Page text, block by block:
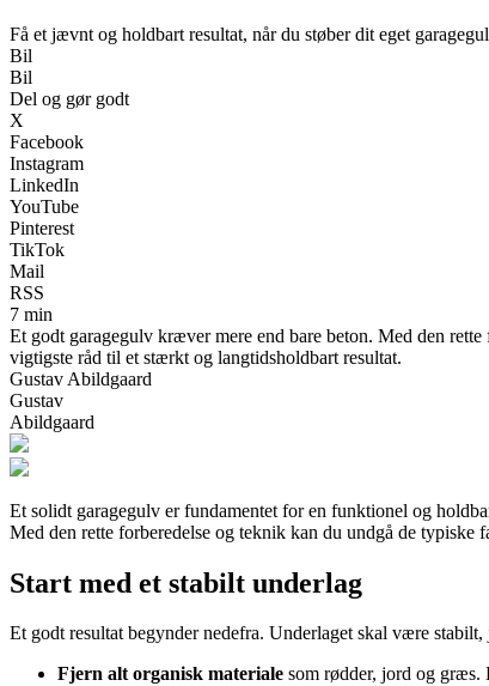
Få et jævnt og holdbart resultat, når du støber dit eget
Bil
Bil
Del og gør godt
X
Facebook
Instagram
LinkedIn
YouTube
Pinterest
TikTok
Mail
RSS
7 min
Et godt garagegulv kræver mere end bare beton. Med den
vigtigste råd til et stærkt og langtidsholdbart resultat.
Gustav Abildgaard
Gustav
Abildgaard
Et solidt garagegulv er fundamentet for en funktionel og
Med den rette forberedelse og teknik kan du undgå de
Start med et stabilt underlag
Et godt resultat begynder nedefra. Underlaget skal være
Fjern alt organisk materiale som rødder, jord og græs.